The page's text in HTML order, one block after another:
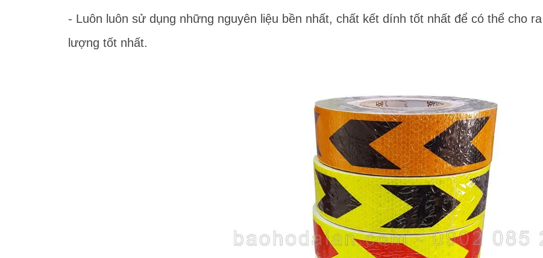
- Luôn luôn sử dụng những nguyên liệu bền nhất, chất kết dính tốt nhất để có thể cho
lượng tốt nhất.